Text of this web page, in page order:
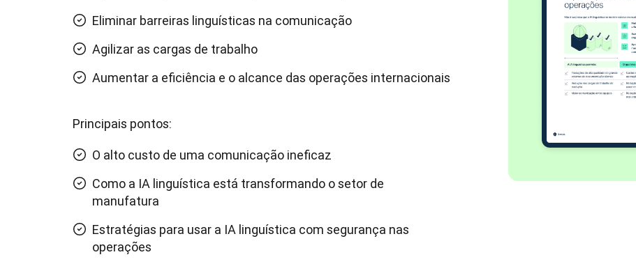
Eliminar barreiras linguísticas na comunicação
Agilizar as cargas de trabalho
Aumentar a eficiência e o alcance das operações internacionais
Principais pontos:
O alto custo de uma comunicação ineficaz
Como a IA linguística está transformando o setor de
manufatura
Estratégias para usar a IA linguística com segurança nas
operações